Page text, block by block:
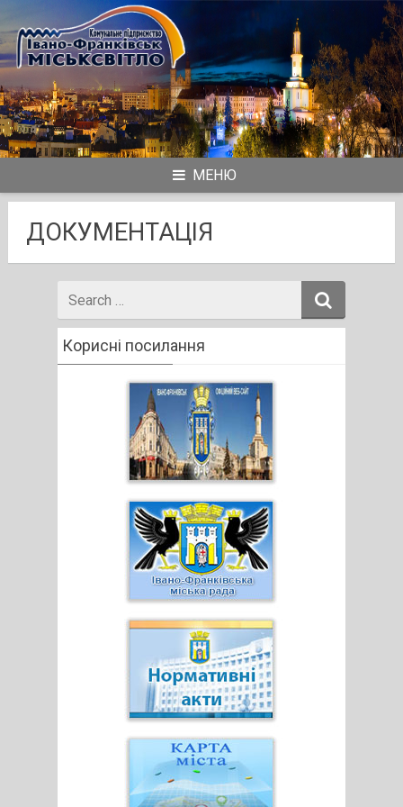
to
content
МЕНЮ
ДОКУМЕНТАЦІЯ
for
Корисні посилання